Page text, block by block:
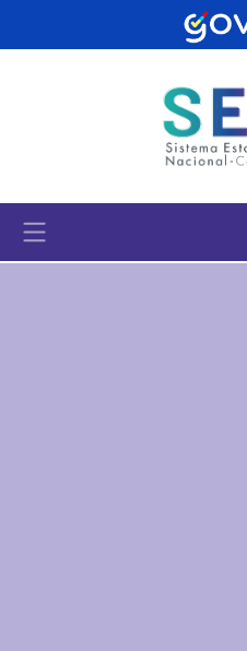
Pasar al contenido principal